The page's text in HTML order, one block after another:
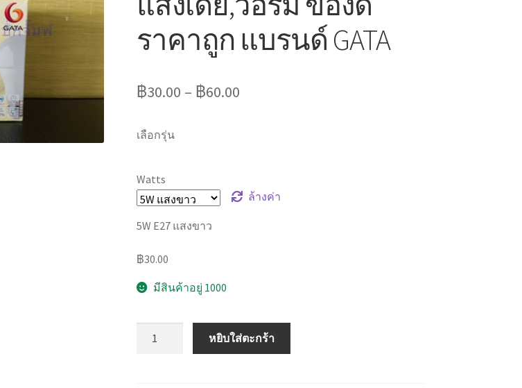
ราคาถูก แบรนด์ GATA
฿30.00 – ฿60.00
เลือกรุ่น
Watts
ล้างค่า
5W E27 แสงขาว
฿30.00
มีสินค้าอยู่ 1000
หยิบใส่ตะกร้า